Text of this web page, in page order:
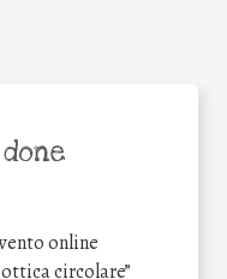
online
circolare”